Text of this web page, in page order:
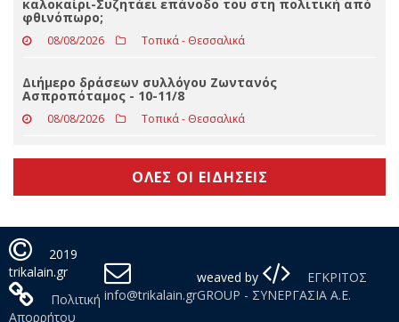
Βελτίωσης
08/08/2026
καλοκαίρι-Συζητάει επάνοδο του στη πολιτική από
φθινόπωρο;
08/08/2026 Τοπικά - Θεσσαλικά
Διήμερο δράσεων συλλόγου Ζωντανός
Ασπροπόταμος - 10-11/8
08/08/2026 Τοπικά - Θεσσαλικά